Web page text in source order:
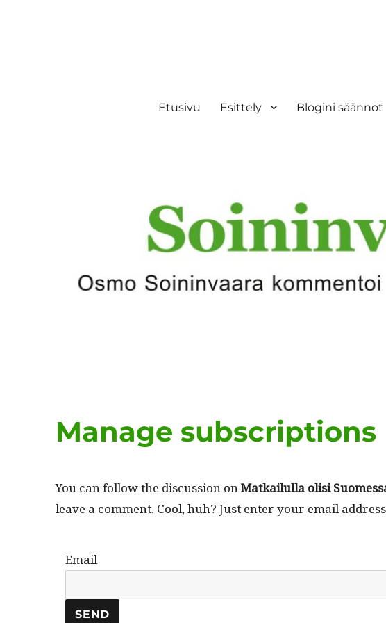
Etusivu Esittely Blogini säännöt
Manage subscriptions
You can fol­low the dis­cus­sion onMatkailul­la olisi
leave a com­ment. Cool, huh? Just enter your email
Email